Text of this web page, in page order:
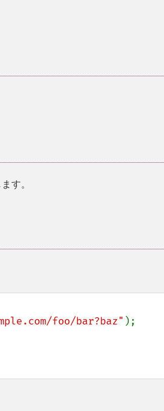
す。
foo/bar?baz" );